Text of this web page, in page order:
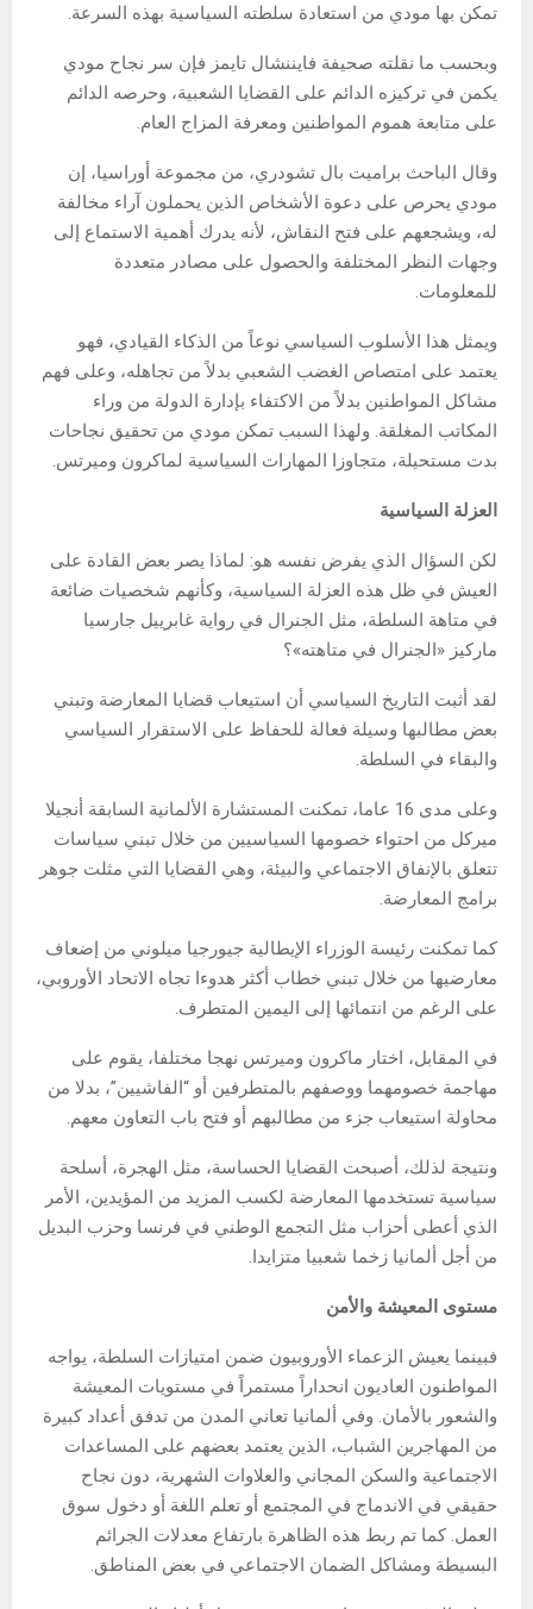
تمكن بها مودي من استعادة سلطته السياسية بهذه السرعة.
وبحسب ما نقلته صحيفة فايننشال تايمز فإن سر نجاح مودي
يكمن في تركيزه الدائم على القضايا الشعبية، وحرصه الدائم
على متابعة هموم المواطنين ومعرفة المزاج العام.
وقال الباحث براميت بال تشودري، من مجموعة أوراسيا، إن
مودي يحرص على دعوة الأشخاص الذين يحملون آراء مخالفة
له، ويشجعهم على فتح النقاش، لأنه يدرك أهمية الاستماع إلى
وجهات النظر المختلفة والحصول على مصادر متعددة
للمعلومات.
ويمثل هذا الأسلوب السياسي نوعاً من الذكاء القيادي، فهو
يعتمد على امتصاص الغضب الشعبي بدلاً من تجاهله، وعلى فهم
مشاكل المواطنين بدلاً من الاكتفاء بإدارة الدولة من وراء
المكاتب المغلقة. ولهذا السبب تمكن مودي من تحقيق نجاحات
بدت مستحيلة، متجاوزا المهارات السياسية لماكرون وميرتس.
العزلة السياسية
لكن السؤال الذي يفرض نفسه هو: لماذا يصر بعض القادة على
العيش في ظل هذه العزلة السياسية، وكأنهم شخصيات ضائعة
في متاهة السلطة، مثل الجنرال في رواية غابرييل جارسيا
ماركيز «الجنرال في متاهته»؟
لقد أثبت التاريخ السياسي أن استيعاب قضايا المعارضة وتبني
بعض مطالبها وسيلة فعالة للحفاظ على الاستقرار السياسي
والبقاء في السلطة.
وعلى مدى 16 عاما، تمكنت المستشارة الألمانية السابقة أنجيلا
ميركل من احتواء خصومها السياسيين من خلال تبني سياسات
تتعلق بالإنفاق الاجتماعي والبيئة، وهي القضايا التي مثلت جوهر
برامج المعارضة.
كما تمكنت رئيسة الوزراء الإيطالية جيورجيا ميلوني من إضعاف
معارضيها من خلال تبني خطاب أكثر هدوءا تجاه الاتحاد الأوروبي،
على الرغم من انتمائها إلى اليمين المتطرف.
في المقابل، اختار ماكرون وميرتس نهجا مختلفا، يقوم على
مهاجمة خصومهما ووصفهم بالمتطرفين أو “الفاشيين”، بدلا من
محاولة استيعاب جزء من مطالبهم أو فتح باب التعاون معهم.
ونتيجة لذلك، أصبحت القضايا الحساسة، مثل الهجرة، أسلحة
سياسية تستخدمها المعارضة لكسب المزيد من المؤيدين، الأمر
الذي أعطى أحزاب مثل التجمع الوطني في فرنسا وحزب البديل
من أجل ألمانيا زخما شعبيا متزايدا.
مستوى المعيشة والأمن
فبينما يعيش الزعماء الأوروبيون ضمن امتيازات السلطة، يواجه
المواطنون العاديون انحداراً مستمراً في مستويات المعيشة
والشعور بالأمان. وفي ألمانيا تعاني المدن من تدفق أعداد كبيرة
من المهاجرين الشباب، الذين يعتمد بعضهم على المساعدات
الاجتماعية والسكن المجاني والعلاوات الشهرية، دون نجاح
حقيقي في الاندماج في المجتمع أو تعلم اللغة أو دخول سوق
العمل. كما تم ربط هذه الظاهرة بارتفاع معدلات الجرائم
البسيطة ومشاكل الضمان الاجتماعي في بعض المناطق.